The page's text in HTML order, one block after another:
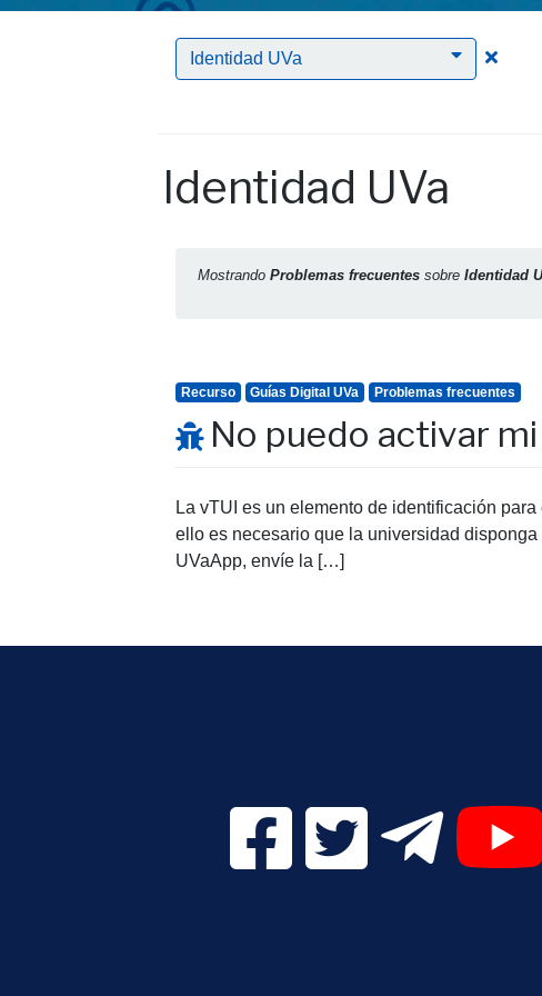
Identidad UVa Clic
Identidad UVa
Mostrando Problemas frecuentes sobre Identidad
Recurso Guías Digital UVa Problemas frecuentes
No puedo activar
La vTUI es un elemento de identificación
ello es necesario que la universidad
UVaApp, envíe la […]
Facebook Digital UVa (se
Twitter Digital UVa
Telegram